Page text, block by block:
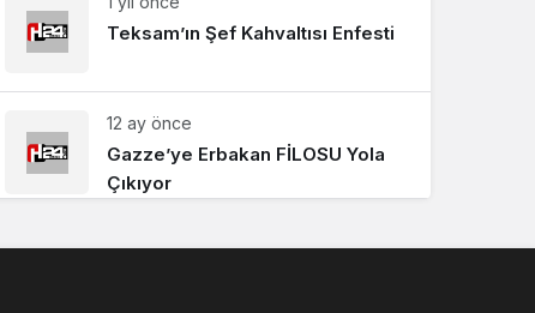
Teksam’ın Şef Kahvaltısı Enfesti
12 ay önce
Gazze’ye Erbakan FİLOSU Yola
Çıkıyor